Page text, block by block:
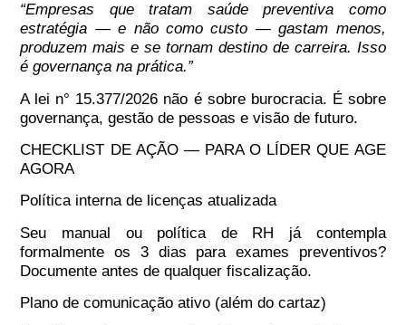
“Empresas que tratam saúde preventiva como
estratégia — e não como custo — gastam menos,
produzem mais e se tornam destino de carreira. Isso
é governança na prática.”
A lei n° 15.377/2026 não é sobre burocracia. É sobre
governança, gestão de pessoas e visão de futuro.
CHECKLIST DE AÇÃO — PARA O LÍDER QUE AGE
AGORA
Política interna de licenças atualizada
Seu manual ou política de RH já contempla
formalmente os 3 dias para exames preventivos?
Documente antes de qualquer fiscalização.
Plano de comunicação ativo (além do cartaz)